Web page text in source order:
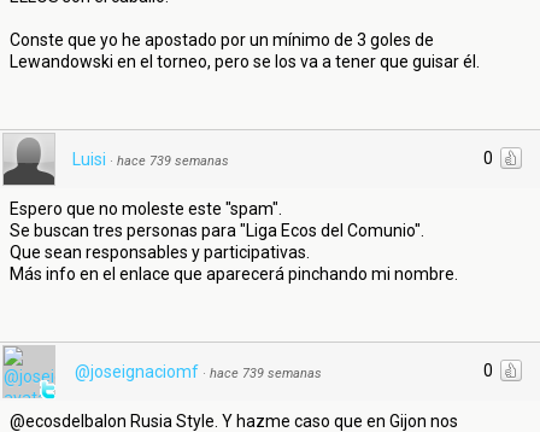
Conste que yo he apostado por un mínimo de 3 goles de
Lewandowski en el torneo, pero se los va a tener que guisar él.
0
Luisi · hace 739 semanas
Espero que no moleste este "spam".
Se buscan tres personas para "Liga Ecos del Comunio".
Que sean responsables y participativas.
Más info en el enlace que aparecerá pinchando mi nombre.
0
@joseignaciomf · hace 739 semanas
@ecosdelbalon Rusia Style. Y hazme caso que en Gijon nos